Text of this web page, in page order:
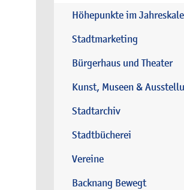
Höhepunkte im
Stadtmarketing
Bürgerhaus und Theater
Kunst, Museen &
Stadtarchiv
Stadtbücherei
Vereine
Backnang Bewegt